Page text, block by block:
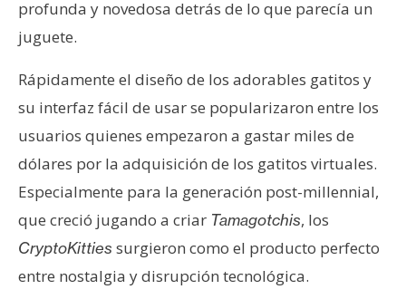
profunda y novedosa detrás de lo que parecía un
juguete.
Rápidamente el diseño de los adorables gatitos y
su interfaz fácil de usar se popularizaron entre los
usuarios quienes empezaron a gastar miles de
dólares por la adquisición de los gatitos virtuales.
Especialmente para la generación post-millennial,
que creció jugando a criar Tamagotchis, los
CryptoKitties surgieron como el producto perfecto
entre nostalgia y disrupción tecnológica.